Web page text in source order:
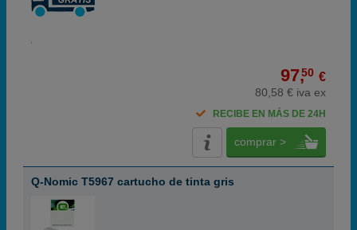
97,50 €
80,58 € iva ex
RECIBE EN MÁS DE 24H
comprar >
Q-Nomic T5967 cartucho de tinta gris